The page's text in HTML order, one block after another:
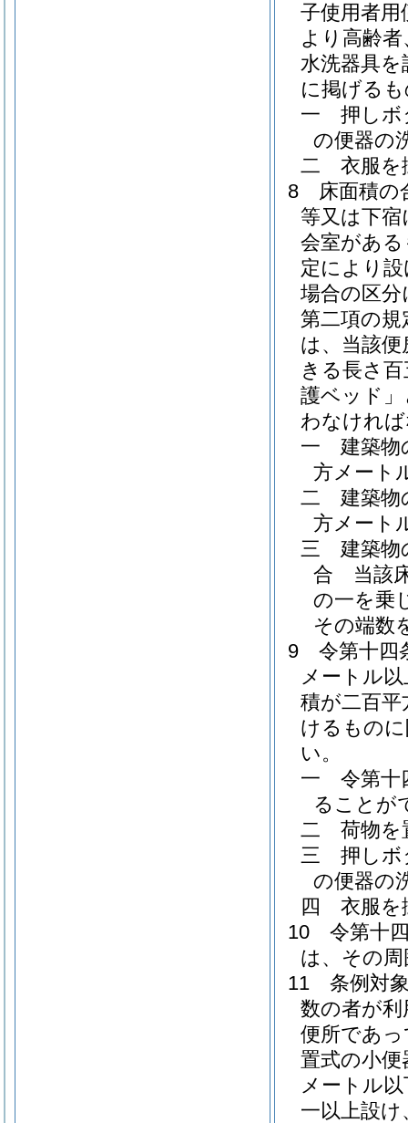
子使用者用
より高齢
水洗器具
に掲げる
一
押しボ
の便器の
二
衣服を
8
床面積の
等又は下
会室があ
定により
場合の区分
第二項の
は、当該便
きる長さ
護ベッド
わなけれ
一
建築物
方メート
二
建築物
方メート
三
建築物
合 当該
の一を乗
その端数
9
令第十四
メートル
積が二百
けるもの
い。
一
令第十
ることが
二
荷物を
三
押しボ
の便器の
四
衣服を
10
令第十
は、その
11
条例対
数の者が
便所であ
置式の小便
メートル
一以上設